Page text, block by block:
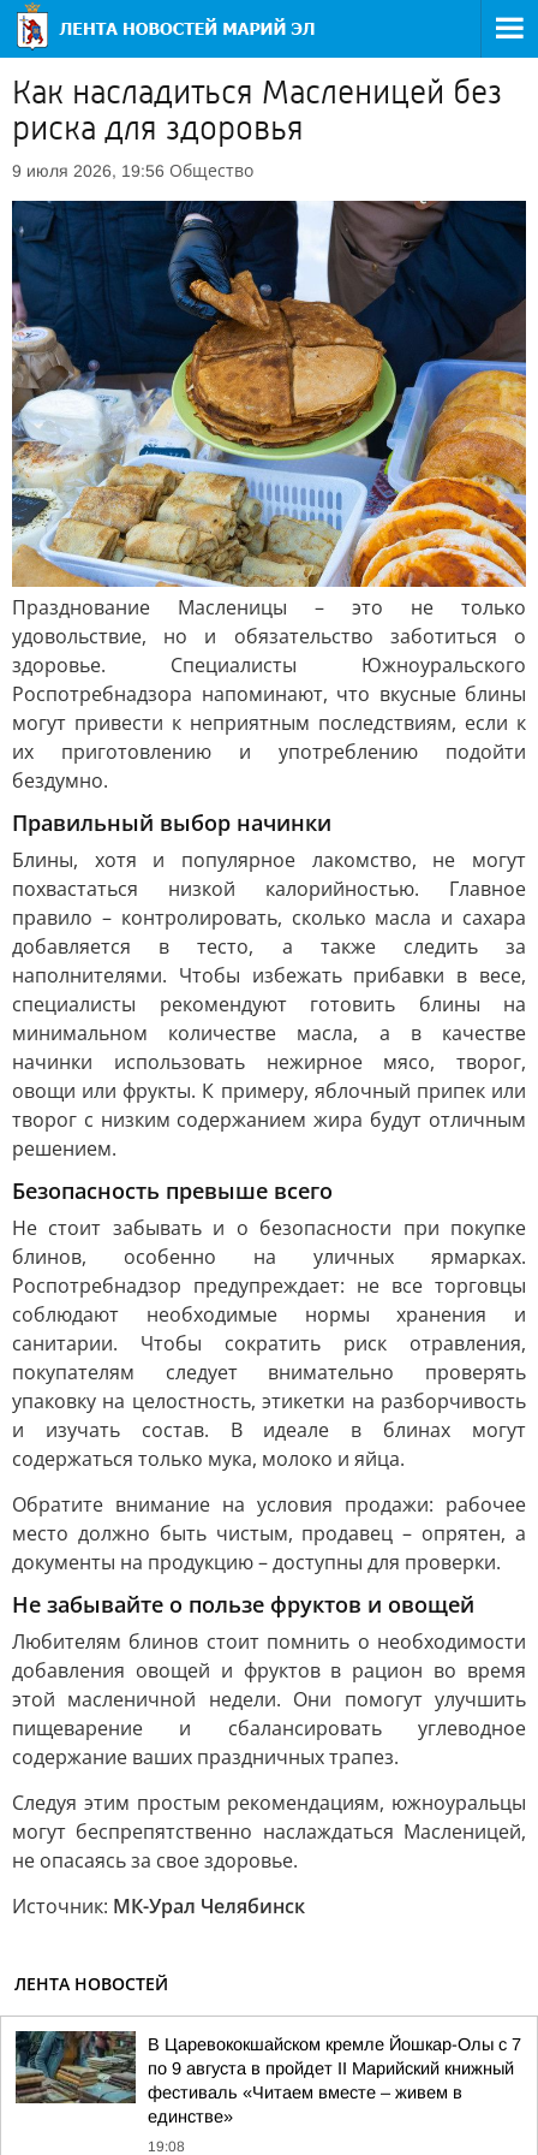
Как насладиться Масленицей без
риска для здоровья
9 июля 2026, 19:56 Общество
Празднование Масленицы – это не только
удовольствие, но и обязательство заботиться о
здоровье. Специалисты Южноуральского
Роспотребнадзора напоминают, что вкусные блины
могут привести к неприятным последствиям, если к
их приготовлению и употреблению подойти
бездумно.
Правильный выбор начинки
Блины, хотя и популярное лакомство, не могут
похвастаться низкой калорийностью. Главное
правило – контролировать, сколько масла и сахара
добавляется в тесто, а также следить за
наполнителями. Чтобы избежать прибавки в весе,
специалисты рекомендуют готовить блины на
минимальном количестве масла, а в качестве
начинки использовать нежирное мясо, творог,
овощи или фрукты. К примеру, яблочный припек или
творог с низким содержанием жира будут отличным
решением.
Безопасность превыше всего
Не стоит забывать и о безопасности при покупке
блинов, особенно на уличных ярмарках.
Роспотребнадзор предупреждает: не все торговцы
соблюдают необходимые нормы хранения и
санитарии. Чтобы сократить риск отравления,
покупателям следует внимательно проверять
упаковку на целостность, этикетки на разборчивость
и изучать состав. В идеале в блинах могут
содержаться только мука, молоко и яйца.
Обратите внимание на условия продажи: рабочее
место должно быть чистым, продавец – опрятен, а
документы на продукцию – доступны для проверки.
Не забывайте о пользе фруктов и овощей
Любителям блинов стоит помнить о необходимости
добавления овощей и фруктов в рацион во время
этой масленичной недели. Они помогут улучшить
пищеварение и сбалансировать углеводное
содержание ваших праздничных трапез.
Следуя этим простым рекомендациям, южноуральцы
могут беспрепятственно наслаждаться Масленицей,
не опасаясь за свое здоровье.
Источник: МК-Урал Челябинск
ЛЕНТА НОВОСТЕЙ
В Царевококшайском кремле Йошкар-Олы с 7
по 9 августа в пройдет II Марийский книжный
фестиваль «Читаем вместе – живем в
единстве»
19:08